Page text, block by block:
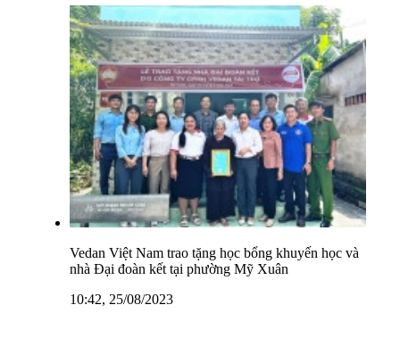
Vedan Việt Nam trao tặng học bổng khuyến học và
nhà Đại đoàn kết tại phường Mỹ Xuân
10:42, 25/08/2023